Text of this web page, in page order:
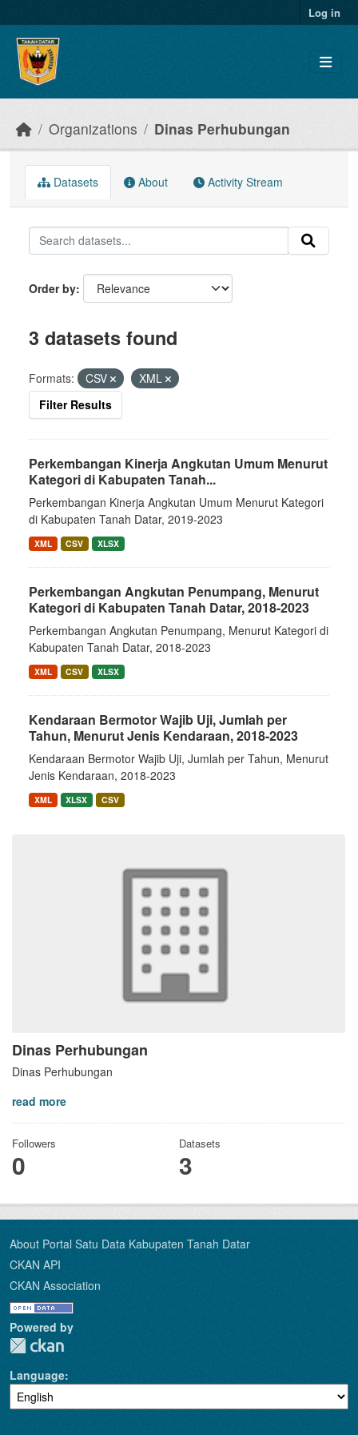
Log in
Organizations Dinas Perhubungan
Dinas Perhubungan
Dinas Perhubungan
read more
Followers
0
Datasets
3
Datasets About Activity Stream
Order by
3 datasets found
Formats: CSV
XML
Filter Results
Perkembangan Kinerja Angkutan Umum Menurut
Kategori di Kabupaten Tanah...
Perkembangan Kinerja Angkutan Umum Menurut Kategori
di Kabupaten Tanah Datar, 2019-2023
XML CSV XLSX
Perkembangan Angkutan Penumpang, Menurut
Kategori di Kabupaten Tanah Datar, 2018-2023
Perkembangan Angkutan Penumpang, Menurut Kategori di
Kabupaten Tanah Datar, 2018-2023
XML CSV XLSX
Kendaraan Bermotor Wajib Uji, Jumlah per
Tahun, Menurut Jenis Kendaraan, 2018-2023
Kendaraan Bermotor Wajib Uji, Jumlah per Tahun, Menurut
Jenis Kendaraan, 2018-2023
XML XLSX CSV
About Portal Satu Data Kabupaten Tanah Datar
CKAN API
CKAN Association
Powered by
Language